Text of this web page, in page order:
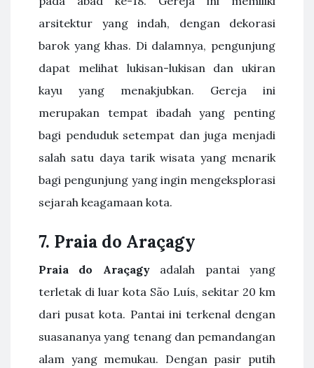
arsitektur yang indah, dengan dekorasi
barok yang khas. Di dalamnya, pengunjung
dapat melihat lukisan-lukisan dan ukiran
kayu yang menakjubkan. Gereja ini
merupakan tempat ibadah yang penting
bagi penduduk setempat dan juga menjadi
salah satu daya tarik wisata yang menarik
bagi pengunjung yang ingin mengeksplorasi
sejarah keagamaan kota.
7. Praia do Araçagy
Praia do Araçagyadalah pantai yang
terletak di luar kota São Luís, sekitar 20 km
dari pusat kota. Pantai ini terkenal dengan
suasananya yang tenang dan pemandangan
alam yang memukau. Dengan pasir putih